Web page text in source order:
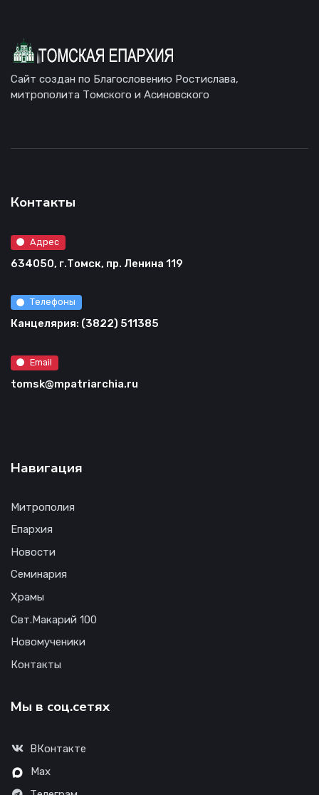
Сайт создан по Благословению Ростислава,
митрополита Томского и Асиновского
Контакты
Адрес
634050, г.Томск, пр. Ленина 119
Телефоны
Канцелярия: (3822) 511385
Email
tomsk@mpatriarchia.ru
Навигация
Митрополия
Епархия
Новости
Семинария
Храмы
Свт.Макарий 100
Новомученики
Контакты
Мы в соц.сетях
ВКонтакте
Max